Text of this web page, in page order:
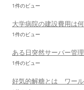
1件のビュー
大学病院の建設費用は
1件のビュー
ある日突然サーバー管
1件のビュー
好気的解糖とは ワー